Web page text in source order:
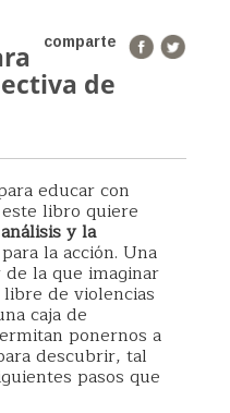
comparte
de
educar con
libro quiere
y la
la acción. Una
la que imaginar
de violencias
caja de
ponernos a
descubrir, tal
pasos que